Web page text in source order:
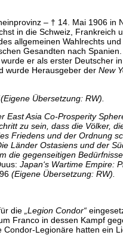
– † 14. Mai 1906
in die Schweiz,
allgemeinen Wahlrechts
Gesandten nach
er als erster Deutscher
wurde Herausgeber derNew
(Eigene Übersetzung: RW).
East Asia Co-Prosperity
zu sein, dass die Völker,
Friedens und der Ordnung
Ostasiens und der
gegenseitigen
Japan‘s Wartime Empire:
(Eigene Übersetzung: RW).
die „Legion Condor“
Franco in dessen Kampf
Legionäre hatten ein